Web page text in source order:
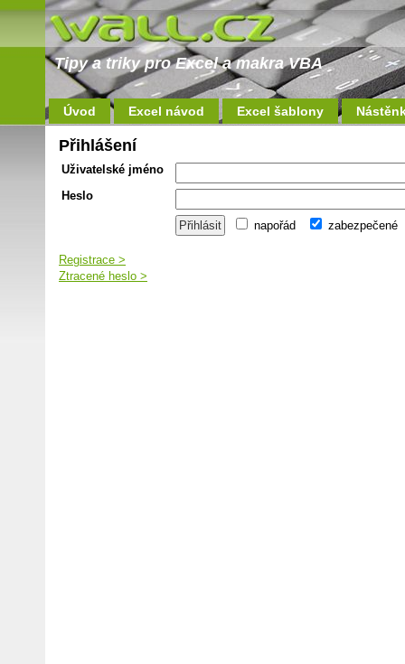
Tipy a triky pro Excel a makra VBA
Úvod Excel návod Excel šablony
Přihlášení
Uživatelské jméno
Heslo
napořád zabezpečené
Registrace >
Ztracené heslo >